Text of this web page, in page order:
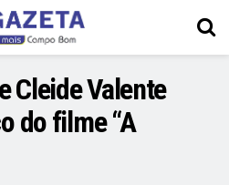
Cleide Valente
do filme “A